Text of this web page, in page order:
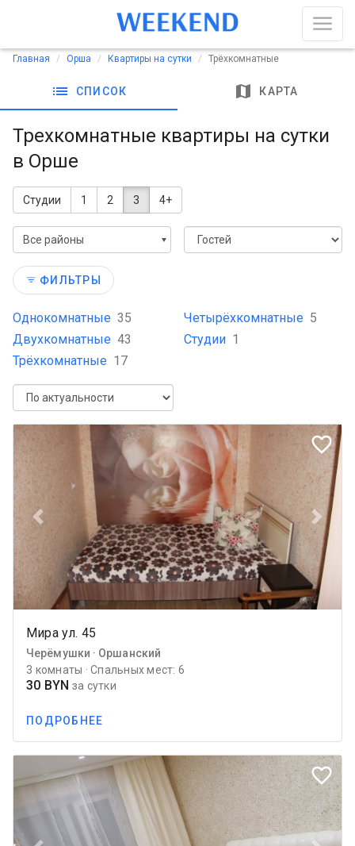
Главная Орша Квартиры на сутки Трёхкомнатные
list СПИСОК map КАРТА
Трехкомнатные квартиры на сутки
в Орше
Студии 1 2 3 4+
Все районы
ФИЛЬТРЫ
Однокомнатные 35
Двухкомнатные 43
Трёхкомнатные 17
Четырёхкомнатные 5
Студии 1
favorite_border
Previous Next
Мира ул. 45
Черёмушки · Оршанский
3 комнаты · Спальных мест: 6
30 BYN за сутки
ПОДРОБНЕЕ
favorite_border